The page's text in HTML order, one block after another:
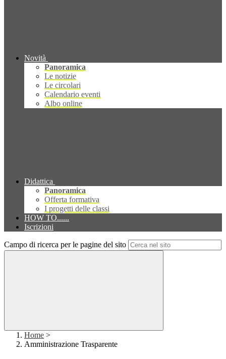
Novità
Panoramica
Le notizie
Le circolari
Calendario eventi
Albo online
Didattica
Panoramica
Offerta formativa
I progetti delle classi
HOW TO......
Iscrizioni
Campo di ricerca per le pagine del sito
Home >
Amministrazione Trasparente